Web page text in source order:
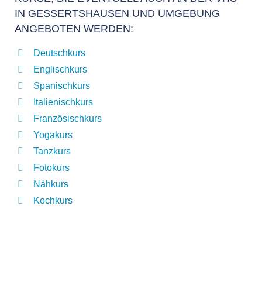
IN GESSERTSHAUSEN UND UMGEBUNG
ANGEBOTEN WERDEN:
Deutschkurs
Englischkurs
Spanischkurs
Italienischkurs
Französischkurs
Yogakurs
Tanzkurs
Fotokurs
Nähkurs
Kochkurs